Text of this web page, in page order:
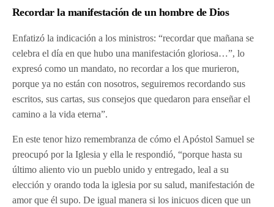
Recordar la manifestación de un hombre de Dios
Enfatizó la indicación a los ministros: “recordar que mañana se
celebra el día en que hubo una manifestación gloriosa…”, lo
expresó como un mandato, no recordar a los que murieron,
porque ya no están con nosotros, seguiremos recordando sus
escritos, sus cartas, sus consejos que quedaron para enseñar el
camino a la vida eterna”.
En este tenor hizo remembranza de cómo el Apóstol Samuel se
preocupó por la Iglesia y ella le respondió, “porque hasta su
último aliento vio un pueblo unido y entregado, leal a su
elección y orando toda la iglesia por su salud, manifestación de
amor que él supo. De igual manera si los inicuos dicen que un